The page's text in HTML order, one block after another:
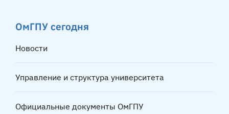
ОмГПУ сегодня
Новости
Управление и структура университета
Официальные документы ОмГПУ